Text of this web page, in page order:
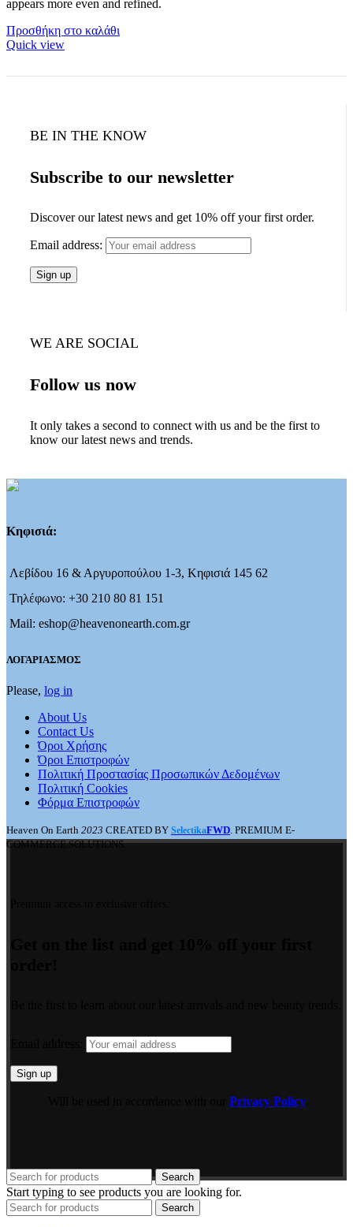
appears more even and refined.
Προσθήκη στο καλάθι
Quick view
BE IN THE KNOW
Subscribe to our newsletter
Discover our latest news and get 10% off your first order.
Email address:
WE ARE SOCIAL
Follow us now
It only takes a second to connect with us and be the first to
know our latest news and trends.
Κηφισιά:
Λεβίδου 16 & Αργυροπούλου 1-3, Κηφισιά 145 62
Τηλέφωνο: +30 210 80 81 151
Mail: eshop@heavenonearth.com.gr
ΛΟΓΑΡΙΑΣΜΟΣ
Please, log in
About Us
Contact Us
Όροι Χρήσης
Όροι Επιστροφών
Πολιτική Προστασίας Προσωπικών Δεδομένων
Πολιτική Cookies
Φόρμα Επιστροφών
Heaven On Earth 2023 CREATED BY SelectikaFWD. PREMIUM E-
COMMERCE SOLUTIONS.
Privacy Policy
Search
Start typing to see products you are looking for.
Search